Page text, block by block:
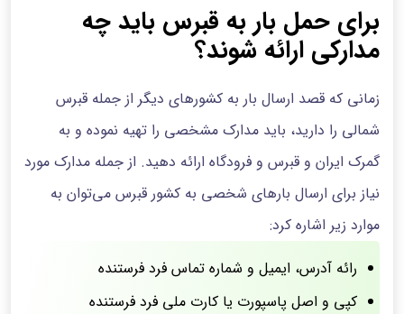
برای حمل بار به قبرس باید چه
مدارکی ارائه شوند؟
زمانی که قصد ارسال بار به کشورهای دیگر از جمله قبرس
شمالی را دارید، باید مدارک مشخصی را تهیه نموده و به
گمرک ایران و قبرس و فرودگاه ارائه دهید. از جمله مدارک مورد
نیاز برای ارسال بارهای شخصی به کشور قبرس می‌توان به
موارد زیر اشاره کرد:
رائه آدرس، ایمیل و شماره تماس فرد فرستنده
کپی و اصل پاسپورت یا کارت ملی فرد فرستنده